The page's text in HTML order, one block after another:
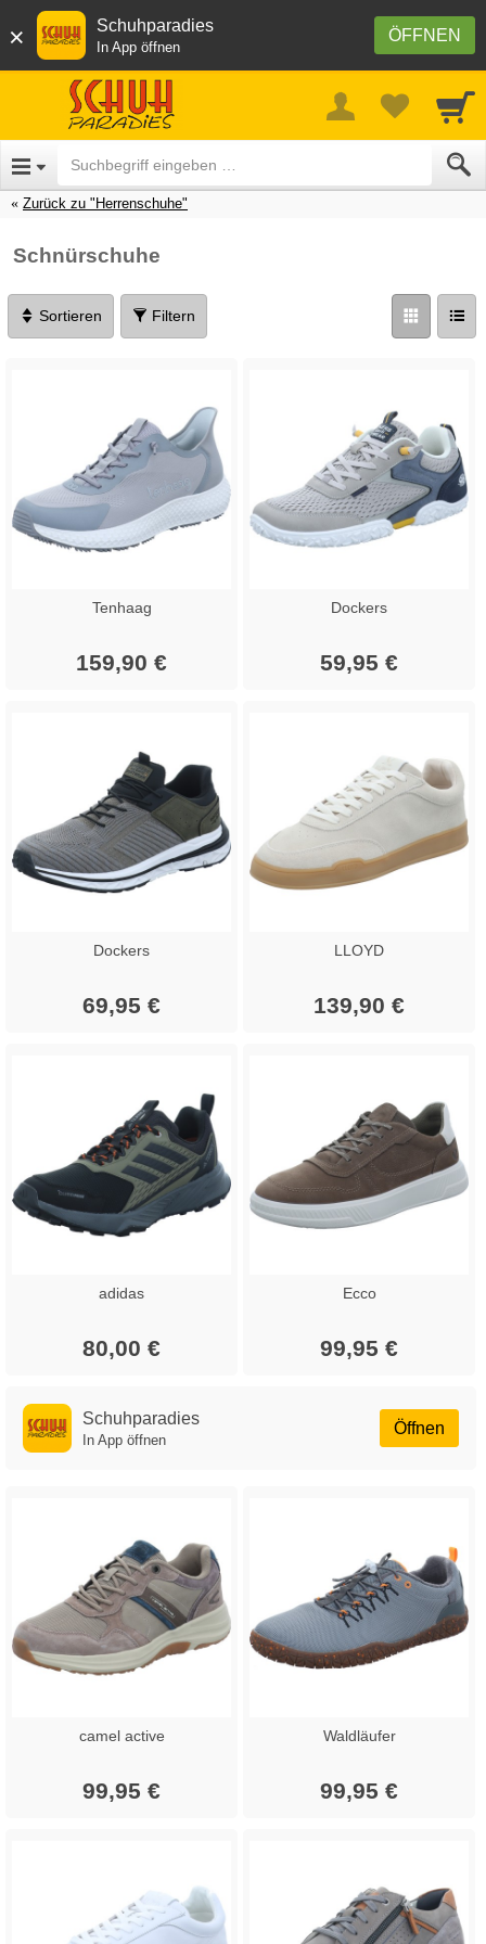
× ÖFFNEN
Schuhparadies
In App öffnen
Zurück zu "Herrenschuhe"
Schnürschuhe
Sortieren Filtern
Tenhaag
159,90 €
Dockers
59,95 €
Dockers
69,95 €
LLOYD
139,90 €
adidas
80,00 €
Ecco
99,95 €
Öffnen
Schuhparadies
In App öffnen
camel active
99,95 €
Waldläufer
99,95 €